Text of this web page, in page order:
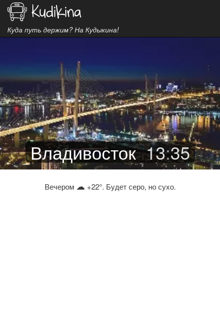
Куда путь держим? На Кудыкина!
Владивосток 13:35
Вечером ☁ +22°. Будет серо, но сухо.